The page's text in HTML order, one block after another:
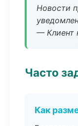
Новости
— Клиент
Часто
Как